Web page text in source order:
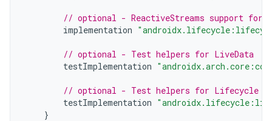
// optional - ReactiveStreams support for
implementation
// optional - Test helpers for LiveData
testImplementation
// optional - Test helpers for Lifecycle
testImplementation
}